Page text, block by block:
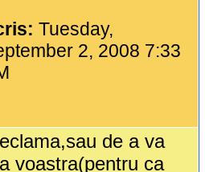
Tuesday,
2, 2008 7:33
de a va
voastra(pentru ca